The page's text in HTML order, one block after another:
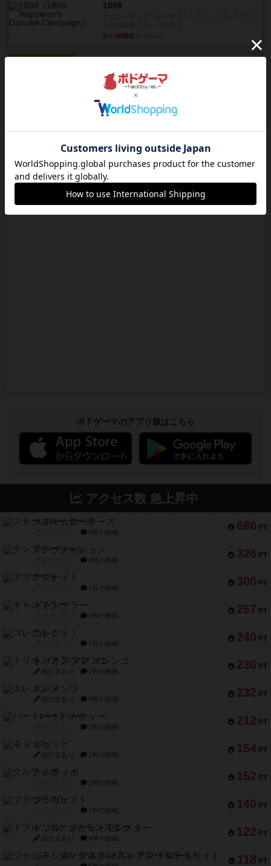
1809
約17時間前
クマタ
ゲームの目的ゲーム終了時にあなたのクランの見
えているドミノで最も多くの...
約17時間前by jurong
ボドゲーマのアプリ版はこちら
アクセス数 急上昇中
686 PT
スチームローラーズ
2件の投稿
326 PT
テンプテーション
2件の投稿
300 PT
アマナイト
1件の投稿
257 PT
ギャンブラー
2件の投稿
240 PT
コレクト！
1件の投稿
236 PT
トリオンフ ア マレンゴ
紹介文あり 1件の投稿
232 PT
エレメンツ
紹介文あり 4件の投稿
212 PT
バー！パーティー
1件の投稿
154 PT
ギョッと
紹介文あり 1件の投稿
152 PT
クルティボ
1件の投稿
140 PT
ブラヴェスト
1件の投稿
122 PT
ドブル：ポケットモンスター
紹介文あり 4件の投稿
118 PT
ジャンヌ・ダルク-オルレアン ドロー＆ライト